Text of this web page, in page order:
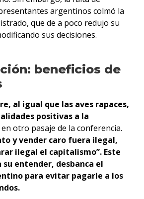
argentinos colmó la
que de a poco redujo su
sus decisiones.
beneficios de
al igual que las aves rapaces,
positivas a la
otro pasaje de la conferencia.
y vender caro fuera ilegal,
ilegal el capitalismo”. Este
entender, desbanca el
para evitar pagarle a los